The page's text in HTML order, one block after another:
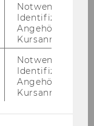
Notwendig zur
Identifizierung
Angehörige/r für
Kursanmeldung.
Notwendig zur
Identifizierung
Angehörige/r für
Kursanmeldung.